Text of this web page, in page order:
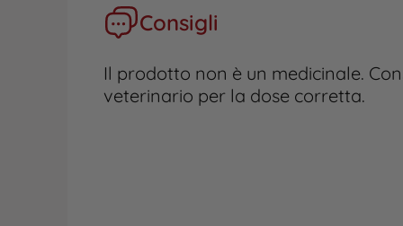
Consigli
Il prodotto non è un medicinale.
veterinario per la dose corretta.